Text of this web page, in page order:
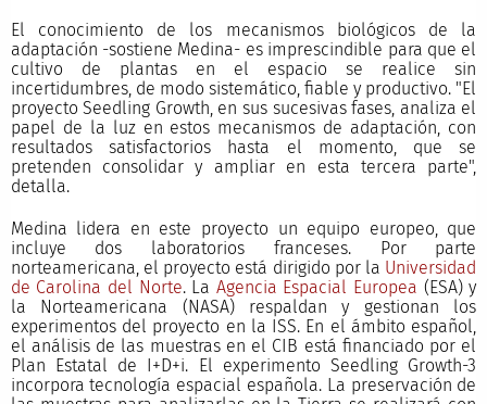
El conocimiento de los mecanismos biológicos de la
adaptación -sostiene Medina- es imprescindible para que el
cultivo de plantas en el espacio se realice sin
incertidumbres, de modo sistemático, fiable y productivo. "El
proyecto Seedling Growth, en sus sucesivas fases, analiza el
papel de la luz en estos mecanismos de adaptación, con
resultados satisfactorios hasta el momento, que se
pretenden consolidar y ampliar en esta tercera parte",
detalla.
Medina lidera en este proyecto un equipo europeo, que
incluye dos laboratorios franceses. Por parte
norteamericana, el proyecto está dirigido por la Universidad
de Carolina del Norte. La Agencia Espacial Europea (ESA) y
la Norteamericana (NASA) respaldan y gestionan los
experimentos del proyecto en la ISS. En el ámbito español,
el análisis de las muestras en el CIB está financiado por el
Plan Estatal de I+D+i. El experimento Seedling Growth-3
incorpora tecnología espacial española. La preservación de